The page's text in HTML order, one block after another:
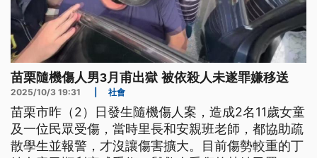
苗栗隨機傷人男3月甫出獄 被依殺人未遂罪嫌移送
2025/10/3 19:31 社會
苗栗市昨（2）日發生隨機傷人案，造成2名11歲女童
及一位民眾受傷，當時里長和安親班老師，都協助疏
散學生並報警，才沒讓傷害擴大。目前傷勢較重的丁